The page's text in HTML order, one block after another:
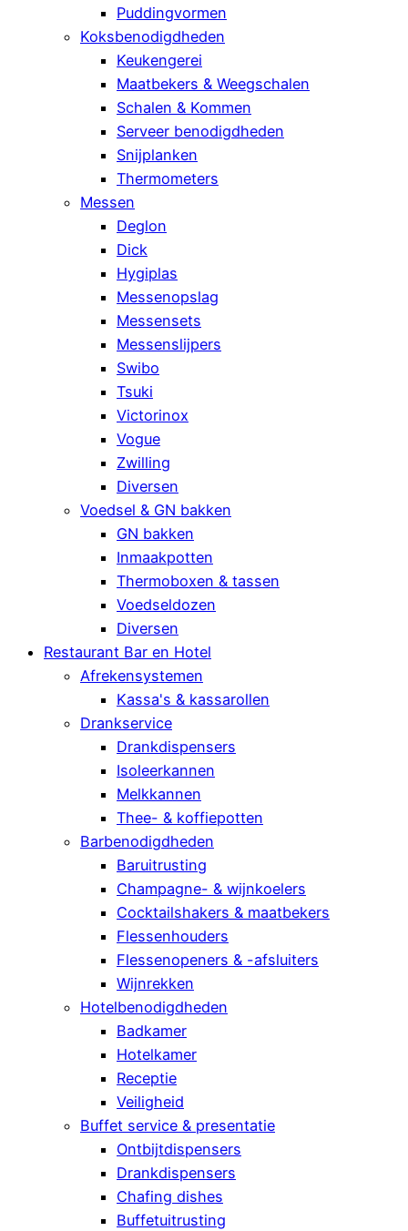
Puddingvormen
Koksbenodigdheden
Keukengerei
Maatbekers & Weegschalen
Schalen & Kommen
Serveer benodigdheden
Snijplanken
Thermometers
Messen
Deglon
Dick
Hygiplas
Messenopslag
Messensets
Messenslijpers
Swibo
Tsuki
Victorinox
Vogue
Zwilling
Diversen
Voedsel & GN bakken
GN bakken
Inmaakpotten
Thermoboxen & tassen
Voedseldozen
Diversen
Restaurant Bar en Hotel
Afrekensystemen
Kassa's & kassarollen
Drankservice
Drankdispensers
Isoleerkannen
Melkkannen
Thee- & koffiepotten
Barbenodigdheden
Baruitrusting
Champagne- & wijnkoelers
Cocktailshakers & maatbekers
Flessenhouders
Flessenopeners & -afsluiters
Wijnrekken
Hotelbenodigdheden
Badkamer
Hotelkamer
Receptie
Veiligheid
Buffet service & presentatie
Ontbijtdispensers
Drankdispensers
Chafing dishes
Buffetuitrusting